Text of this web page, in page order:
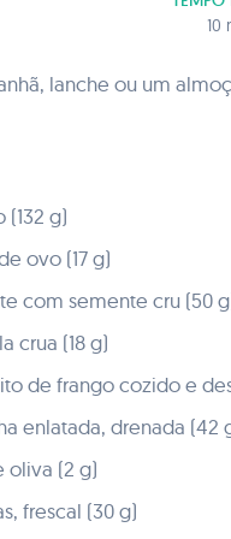
10
lanche ou um
g)
ovo (17 g)
com semente cru (50
crua (18 g)
de frango cozido e
enlatada, drenada (42
oliva (2 g)
frescal (30 g)